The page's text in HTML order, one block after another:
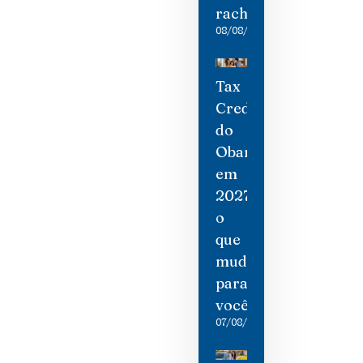
rachaduras
08/08/2026
Tax
Credit
do
Obamacare
em
2027:
o
que
mudou
para
você
07/08/2026